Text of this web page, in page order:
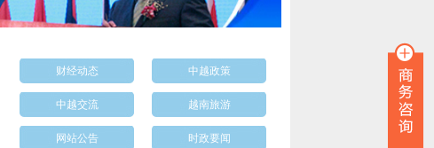
财经动态 中越政策
中越交流 越南旅游
网站公告 时政要闻